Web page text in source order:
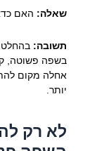
שאלה: האם
תשובה:
בשפה פשוטה,
אחלה מקום
יותר.
לא רק